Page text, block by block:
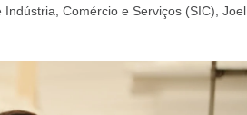
Comércio e Serviços (SIC), Joel